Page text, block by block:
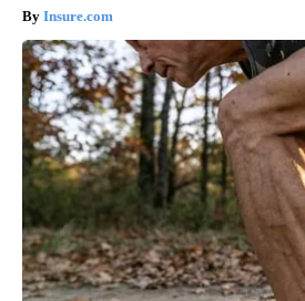
Insure.com